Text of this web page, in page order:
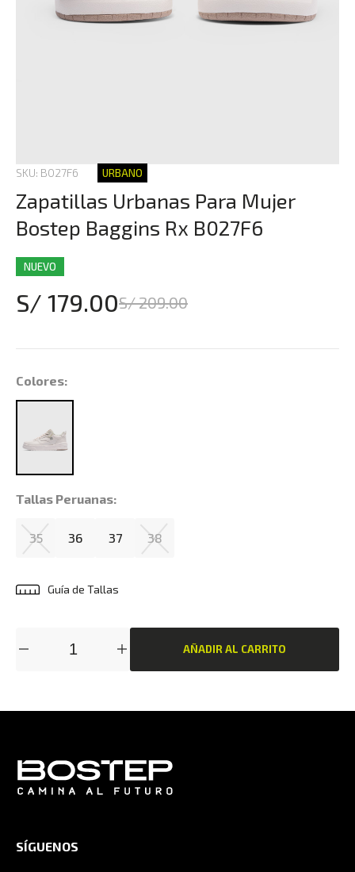
SKU: B027F6 URBANO
Zapatillas Urbanas Para Mujer
Bostep Baggins Rx B027F6
NUEVO
S/ 179.00S/ 209.00
Colores:
Tallas Peruanas:
35 36 37 38
Guía de Tallas
AÑADIR AL CARRITO
SÍGUENOS